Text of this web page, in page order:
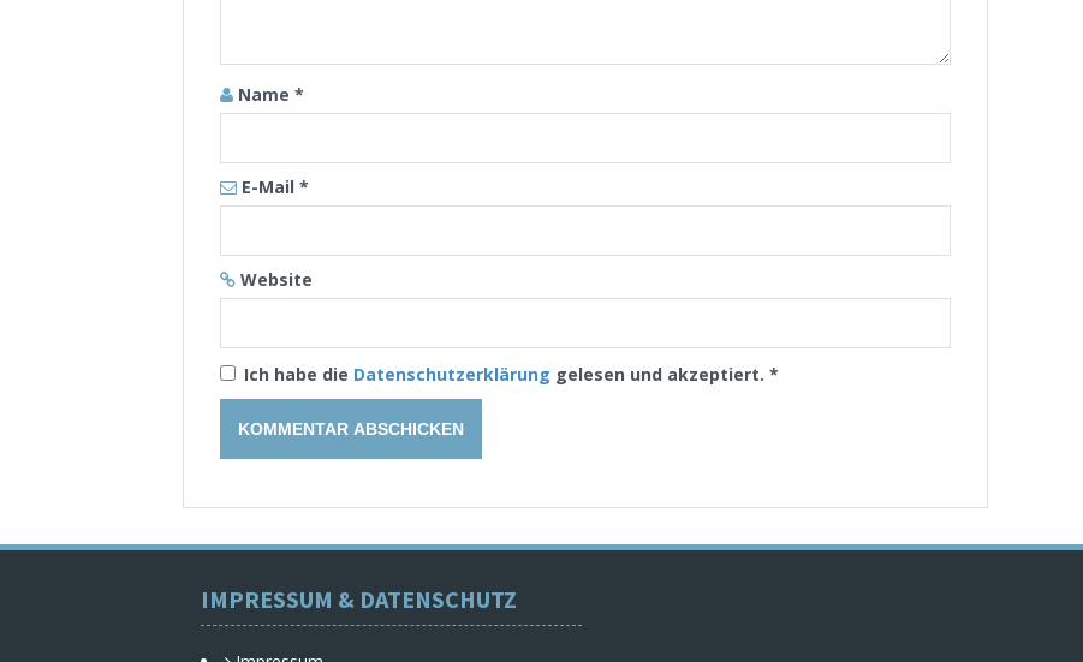
Name *
E-Mail *
Website
Ich habe die Datenschutzerklärung gelesen und akzeptiert. *
IMPRESSUM & DATENSCHUTZ